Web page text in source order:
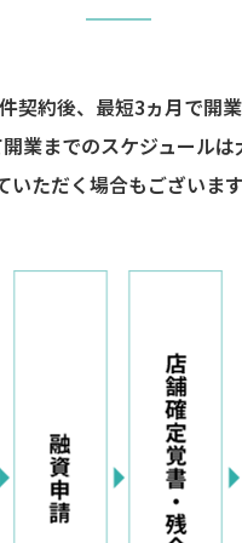
契約後、 最短3ヵ月で開業
業までのスケジュールは
いただく場合もございま